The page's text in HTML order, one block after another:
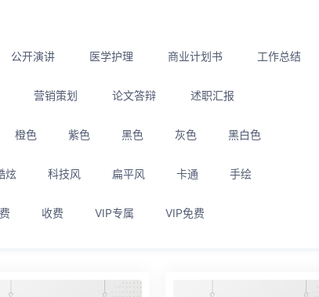
公开演讲 医学护理 商业计划书 工作总结
营销策划 论文答辩 述职汇报
橙色 紫色 黑色 灰色 黑白色
炫 科技风 扁平风 卡通 手绘
收费 VIP专属 VIP免费